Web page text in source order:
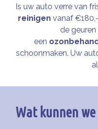
Is uw auto verre van
reinigen vanaf
de
een
schoonmaken. Uw
Wat kunnen